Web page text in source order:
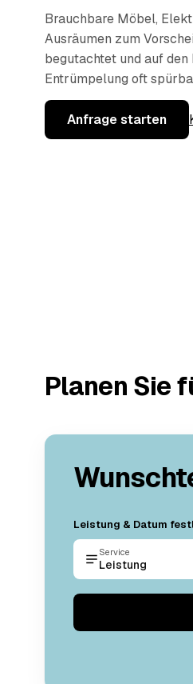
Brauchbare Möbel,
Ausräumen zum
begutachtet und auf
Entrümpelung oft
Anfrage starten
Planen Sie
Leistung & Datum
Service
Leistung